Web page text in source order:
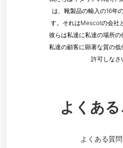
は、靴製品の輸入の16年
す。それはMescotの会社
彼らは私達に私達の場所の
私達の顧客に顕著な質の
許可しなさ
よくあ
よくある質